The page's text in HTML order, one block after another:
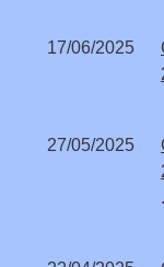
17/06/2025
27/05/2025
.